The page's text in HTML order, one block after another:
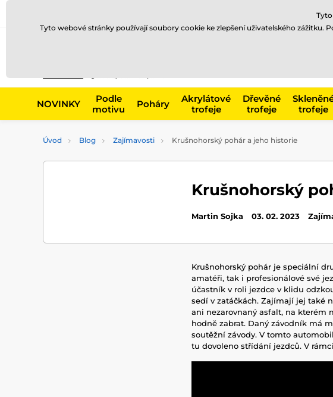
NOVINKY
Podle
motivu
Poháry
Akrylátové
trofeje
Dřevěné
trofeje
trofeje
Úvod Blog Zajímavosti Krušnohorský pohár a jeho historie
Krušnohorský
Martin Sojka 03. 02. 2023
Krušnohorský pohár je speciální
amatéři, tak i profesionálové své
účastník v roli jezdce v klidu
sedí v zatáčkách. Zajímají jej také
ani nezarovnaný asfalt, na kterém
hodně zabrat. Daný závodník má
soutěžní závody. V tomto
tu dovoleno střídání jezdců. V
Tyto webové stránky používají soubory cookie ke zlepšení uživatelského